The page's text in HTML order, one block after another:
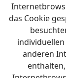
das Cookie
anderen